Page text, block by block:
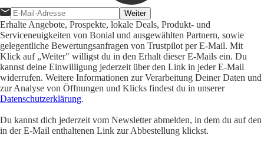
Weiter
Erhalte Angebote, Prospekte, lokale Deals, Produkt- und
Serviceneuigkeiten von Bonial und ausgewählten Partnern, sowie
gelegentliche Bewertungsanfragen von Trustpilot per E-Mail. Mit
Klick auf „Weiter" willigst du in den Erhalt dieser E-Mails ein. Du
kannst deine Einwilligung jederzeit über den Link in jeder E-Mail
widerrufen. Weitere Informationen zur Verarbeitung Deiner Daten und
zur Analyse von Öffnungen und Klicks findest du in unserer
Datenschutzerklärung.
Du kannst dich jederzeit vom Newsletter abmelden, in dem du auf den
in der E-Mail enthaltenen Link zur Abbestellung klickst.